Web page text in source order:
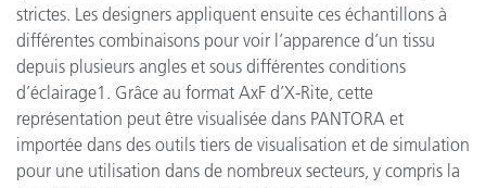
strictes. Les designers appliquent ensuite ces échantillons à
différentes combinaisons pour voir l’apparence d’un tissu
depuis plusieurs angles et sous différentes conditions
d’éclairage1. Grâce au format AxF d’X-Rite, cette
représentation peut être visualisée dans PANTORA et
importée dans des outils tiers de visualisation et de simulation
pour une utilisation dans de nombreux secteurs, y compris la